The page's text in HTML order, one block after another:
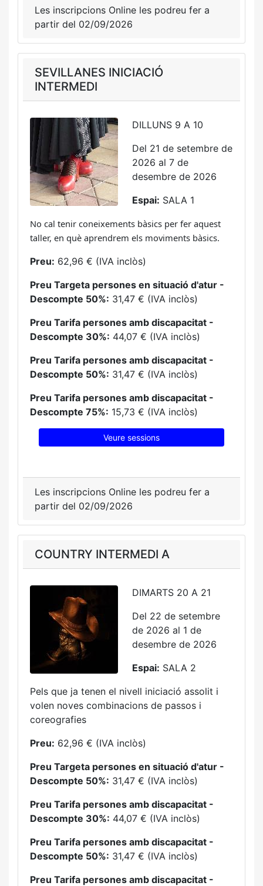
Les inscripcions Online les podreu fer a
partir del 02/09/2026
SEVILLANES INICIACIÓ
INTERMEDI
DILLUNS 9 A 10
Del 21 de setembre de
2026 al 7 de
desembre de 2026
Espai: SALA 1
No cal tenir coneixements bàsics per fer aquest
taller, en què aprendrem els moviments bàsics.
Preu: 62,96 € (IVA inclòs)
Preu Targeta persones en situació d'atur -
Descompte 50%: 31,47 € (IVA inclòs)
Preu Tarifa persones amb discapacitat -
Descompte 30%: 44,07 € (IVA inclòs)
Preu Tarifa persones amb discapacitat -
Descompte 50%: 31,47 € (IVA inclòs)
Preu Tarifa persones amb discapacitat -
Descompte 75%: 15,73 € (IVA inclòs)
Veure sessions
Les inscripcions Online les podreu fer a
partir del 02/09/2026
COUNTRY INTERMEDI A
DIMARTS 20 A 21
Del 22 de setembre
de 2026 al 1 de
desembre de 2026
Espai: SALA 2
Pels que ja tenen el nivell iniciació assolit i
volen noves combinacions de passos i
coreografies
Preu: 62,96 € (IVA inclòs)
Preu Targeta persones en situació d'atur -
Descompte 50%: 31,47 € (IVA inclòs)
Preu Tarifa persones amb discapacitat -
Descompte 30%: 44,07 € (IVA inclòs)
Preu Tarifa persones amb discapacitat -
Descompte 50%: 31,47 € (IVA inclòs)
Preu Tarifa persones amb discapacitat -